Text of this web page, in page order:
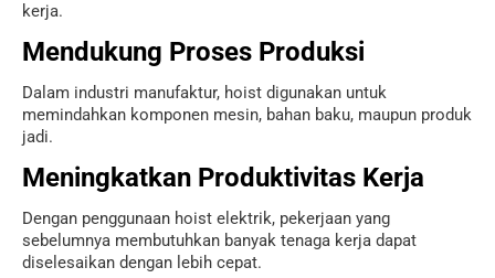
kerja.
Mendukung Proses Produksi
Dalam industri manufaktur, hoist digunakan untuk
memindahkan komponen mesin, bahan baku, maupun produk
jadi.
Meningkatkan Produktivitas Kerja
Dengan penggunaan hoist elektrik, pekerjaan yang
sebelumnya membutuhkan banyak tenaga kerja dapat
diselesaikan dengan lebih cepat.